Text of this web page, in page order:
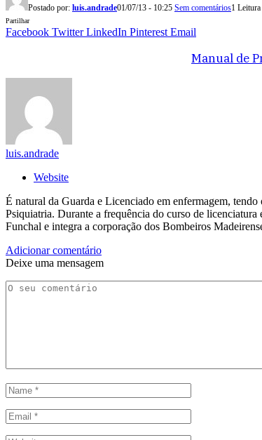
Postado por: luis.andrade01/07/13 - 10:25 Sem comentários1
Partilhar
Facebook Twitter LinkedIn Pinterest Email
Manual de
luis.andrade
Website
É natural da Guarda e Licenciado em enfermagem,
Psiquiatria. Durante a frequência do curso de
Funchal e integra a corporação dos Bombeiros
Adicionar comentário
Deixe uma mensagem